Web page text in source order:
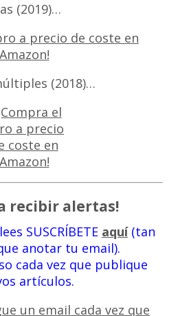
(2019)…
(2018)…
recibir alertas!
SUSCRÍBETE aquí(tan
anotar tu email).
cada vez que publique
artículos.